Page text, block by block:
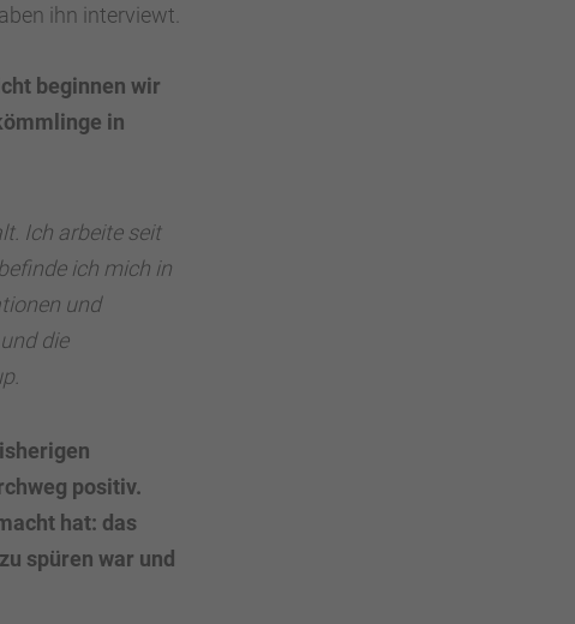
ihn interviewt.
beginnen wir
in
Ich arbeite seit
ich mich in
und
die
positiv.
hat: das
spüren war und